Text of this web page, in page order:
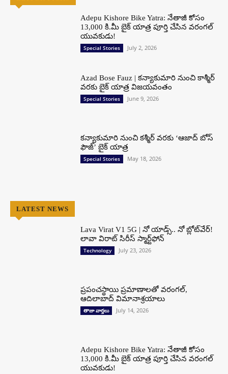
Adepu Kishore Bike Yatra: నేతాజీ కోసం
13,000 కి.మీ బైక్ యాత్ర పూర్తి చేసిన వరంగల్
యువకుడు!
Special Stories July 2, 2026
Azad Bose Fauz | కన్యాకుమారి నుంచి కాశ్మీర్
వరకు బైక్ యాత్ర విజయవంతం
Special Stories June 9, 2026
కన్యాకుమారి నుంచి కశ్మీర్ వరకు ‘ఆజాద్ బోస్
ఫౌజ్’ బైక్ యాత్ర
Special Stories May 18, 2026
LATEST NEWS
Lava Virat V1 5G | నో యాడ్స్.. నో బ్లోట్‌వేర్!
లావా విరాట్ సిరీస్ స్మార్ట్‌ఫోన్​
Technology July 23, 2026
ప్రపంచస్థాయి ప్రమాణాలతో వరంగల్,
ఆదిలాబాద్ విమానాశ్రయాలు
తాజా వార్తలు July 14, 2026
Adepu Kishore Bike Yatra: నేతాజీ కోసం
13,000 కి.మీ బైక్ యాత్ర పూర్తి చేసిన వరంగల్
యువకుడు!